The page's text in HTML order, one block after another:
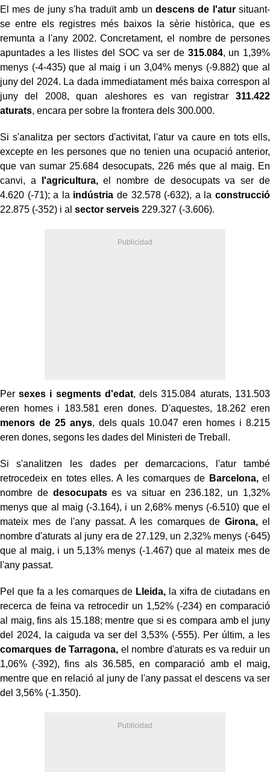
El mes de juny s'ha traduït amb un descens de l'atursituant-
se entre els registres més baixos la sèrie històrica, que es
remunta a l'any 2002. Concretament, el nombre de persones
apuntades a les llistes del SOC va ser de315.084, un 1,39%
menys (-4-435) que al maig i un 3,04% menys (-9.882) que al
juny del 2024. La dada immediatament més baixa correspon al
juny del 2008, quan aleshores es van registrar 311.422
aturats, encara per sobre la frontera dels 300.000.
Si s'analitza per sectors d'activitat, l'atur va caure en tots ells,
excepte en les persones que no tenien una ocupació anterior,
que van sumar 25.684 desocupats, 226 més que al maig. En
canvi, a
l'agricultura,el nombre de desocupats va ser de
4.620 (-71); a la indústria de 32.578 (-632), a la construcció
22.875 (-352) i al sector serveis 229.327 (-3.606).
Persexes i segments d'edat, dels 315.084 aturats, 131.503
eren homes i 183.581 eren dones. D'aquestes, 18.262 eren
menors de 25 anys, dels quals 10.047 eren homes i 8.215
eren dones, segons les dades del Ministeri de Treball.
Si s'analitzen les dades per demarcacions, l'atur també
retrocedeix en totes elles. A les comarques de Barcelona,el
nombre de desocupatses va situar en 236.182, un 1,32%
menys que al maig (-3.164), i un 2,68% menys (-6.510) que el
mateix mes de l'any passat. A les comarques de Girona,el
nombre d'aturats al juny era de 27.129, un 2,32% menys (-645)
que al maig, i un 5,13% menys (-1.467) que al mateix mes de
l'any passat.
Pel que fa a les comarques de Lleida, la xifra de ciutadans en
recerca de feina va retrocedir un 1,52% (-234) en comparació
al maig, fins als 15.188; mentre que si es compara amb el juny
del 2024, la caiguda va ser del 3,53% (-555). Per últim, a les
comarques de Tarragona, el nombre d'aturats es va reduir un
1,06% (-392), fins als 36.585, en comparació amb el maig,
mentre que en relació al juny de l'any passat el descens va ser
del 3,56% (-1.350).